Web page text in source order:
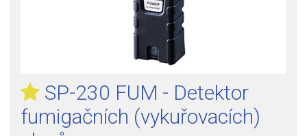
SP-230 FUM - Detektor
fumigačních (vykuřovacích)